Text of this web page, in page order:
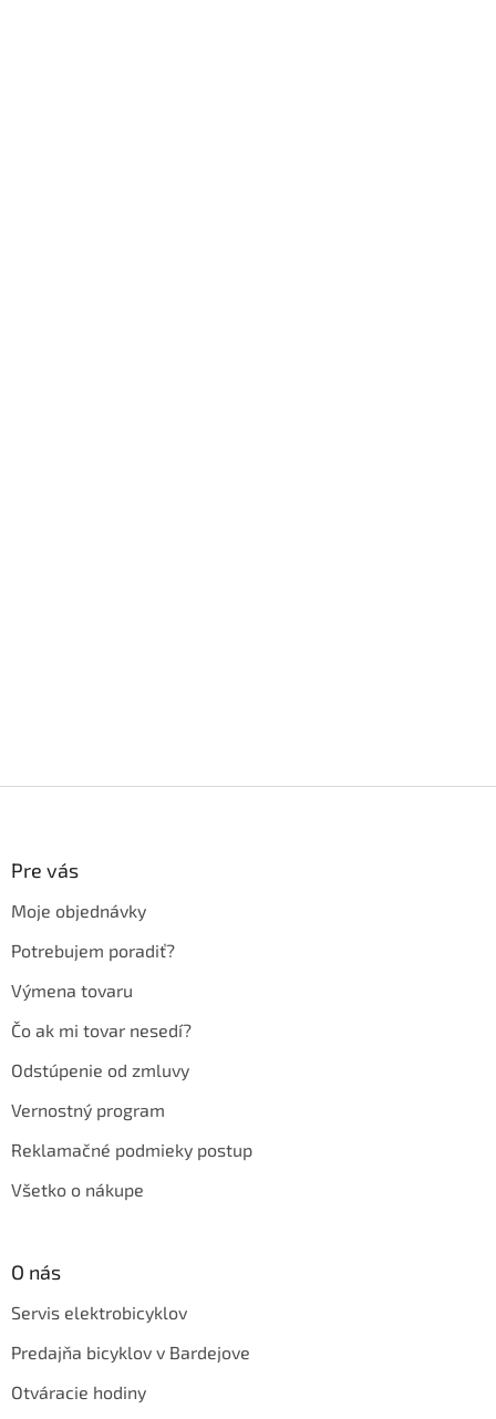
Pre vás
Moje objednávky
Potrebujem poradiť?
Výmena tovaru
Čo ak mi tovar nesedí?
Odstúpenie od zmluvy
Vernostný program
Reklamačné podmieky postup
Všetko o nákupe
O nás
Servis elektrobicyklov
Predajňa bicyklov v Bardejove
Otváracie hodiny